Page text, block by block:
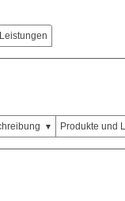
Produkte und